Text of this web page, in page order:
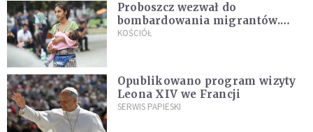
Proboszcz wezwał do
bombardowania migrantów.
"Masowy ogień przeciwko
KOŚCIÓŁ
Opublikowano program wizyty
Leona XIV we Francji
SERWIS PAPIESKI